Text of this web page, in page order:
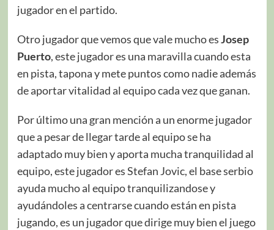
jugador en el partido.
Otro jugador que vemos que vale mucho esJosep
Puerto, este jugador es una maravilla cuando esta
en pista, tapona y mete puntos como nadie además
de aportar vitalidad al equipo cada vez que ganan.
Por último una gran mención a un enorme jugador
que a pesar de llegar tarde al equipo se ha
adaptado muy bien y aporta mucha tranquilidad al
equipo, este jugador es Stefan Jovic, el base serbio
ayuda mucho al equipo tranquilizandose y
ayudándoles a centrarse cuando están en pista
jugando, es un jugador que dirige muy bien el juego